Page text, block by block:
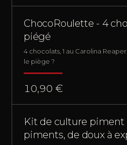
ChocoRoulette - 4
piégé
4 chocolats, 1 au Carolina
le piège ?
10,90 €
Kit de culture piment
piments, de doux à